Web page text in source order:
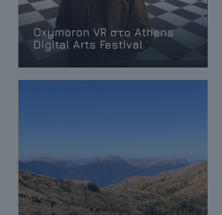
Oxymoron VR στο Athens
Digital Arts Festival